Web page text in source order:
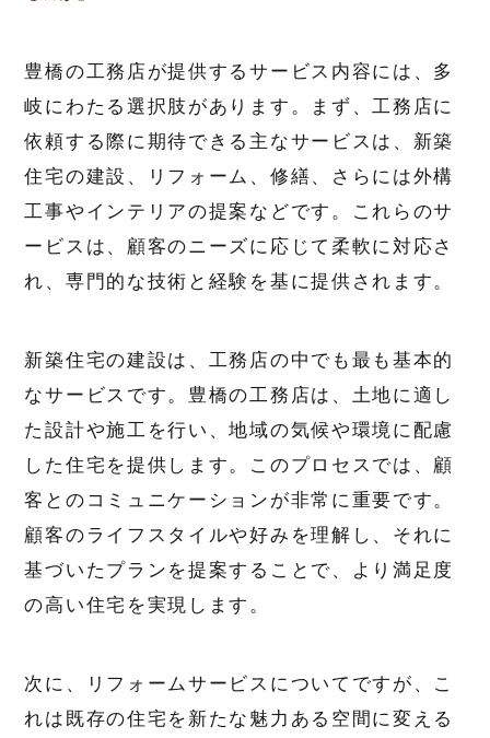
豊橋の工務店が提供するサービス内容には、多
岐にわたる選択肢があります。まず、工務店に
依頼する際に期待できる主なサービスは、新築
住宅の建設、リフォーム、修繕、さらには外構
工事やインテリアの提案などです。これらのサ
ービスは、顧客のニーズに応じて柔軟に対応さ
れ、専門的な技術と経験を基に提供されます。
新築住宅の建設は、工務店の中でも最も基本的
なサービスです。豊橋の工務店は、土地に適し
た設計や施工を行い、地域の気候や環境に配慮
した住宅を提供します。このプロセスでは、顧
客とのコミュニケーションが非常に重要です。
顧客のライフスタイルや好みを理解し、それに
基づいたプランを提案することで、より満足度
の高い住宅を実現します。
次に、リフォームサービスについてですが、こ
れは既存の住宅を新たな魅力ある空間に変える